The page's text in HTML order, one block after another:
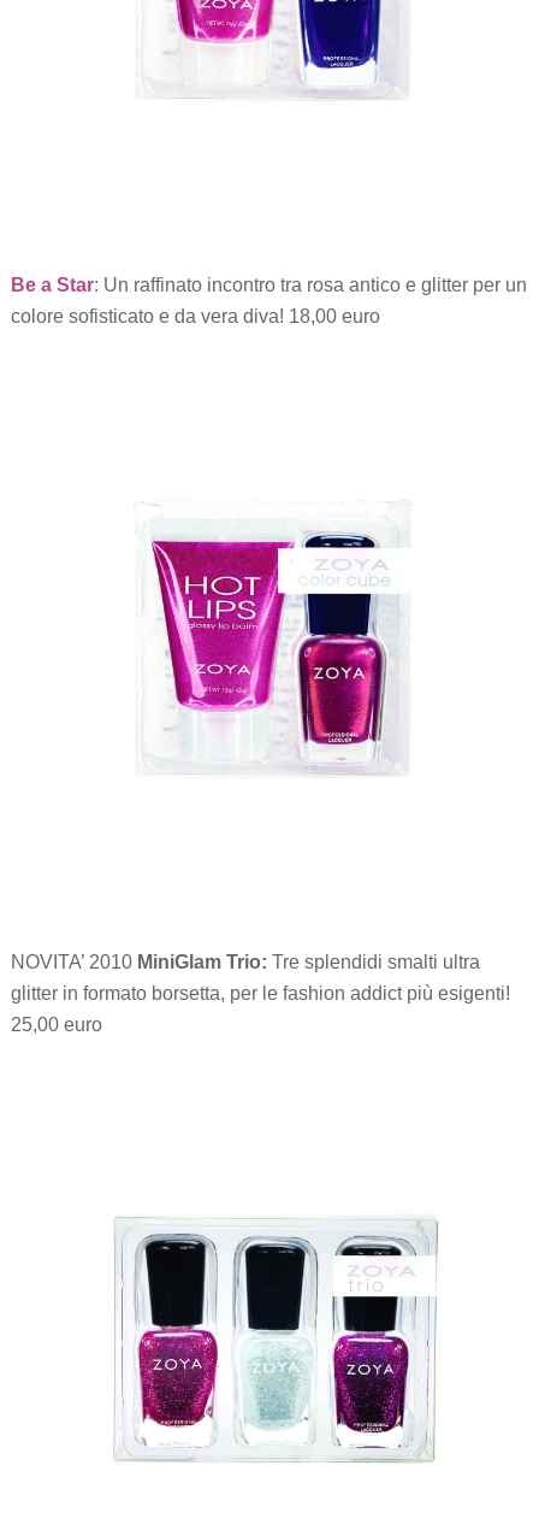
Be a Star: Un raffinato incontro tra rosa antico e glitter per un
colore sofisticato e da vera diva! 18,00 euro
NOVITA’ 2010 MiniGlam Trio: Tre splendidi smalti ultra
glitter in formato borsetta, per le fashion addict più esigenti!
25,00 euro